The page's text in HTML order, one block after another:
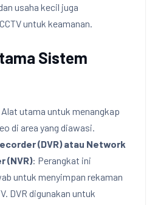
usaha kecil juga
untuk keamanan.
Sistem
Alat utama untuk menangkap
di area yang diawasi.
(DVR) atau Network
(NVR): Perangkat ini
untuk menyimpan rekaman
DVR digunakan untuk